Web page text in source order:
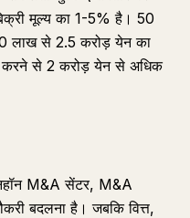
मूल्य का 1-5% है। 50
लाख से 2.5 करोड़ येन का
से 2 करोड़ येन से अधिक
M&A सेंटर, M&A
बदलना है। जबकि वित्त,